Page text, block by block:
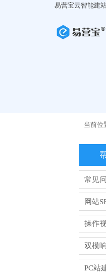
易营宝云智能建
当前位
常见
网站
操作
双模
PC站